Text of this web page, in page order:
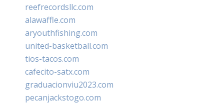
reefrecordsllc.com
alawaffle.com
aryouthfishing.com
united-basketball.com
tios-tacos.com
cafecito-satx.com
graduacionviu2023.com
pecanjackstogo.com